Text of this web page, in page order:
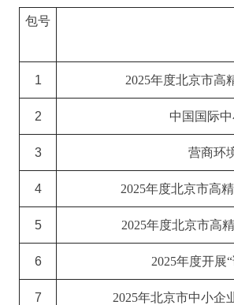
包号
1 2025年度北京市高
2 中国国际
3 营商环
4 2025年度北京市高
5 2025年度北京市高
6 2025年度开展
7 2025年北京市中小企